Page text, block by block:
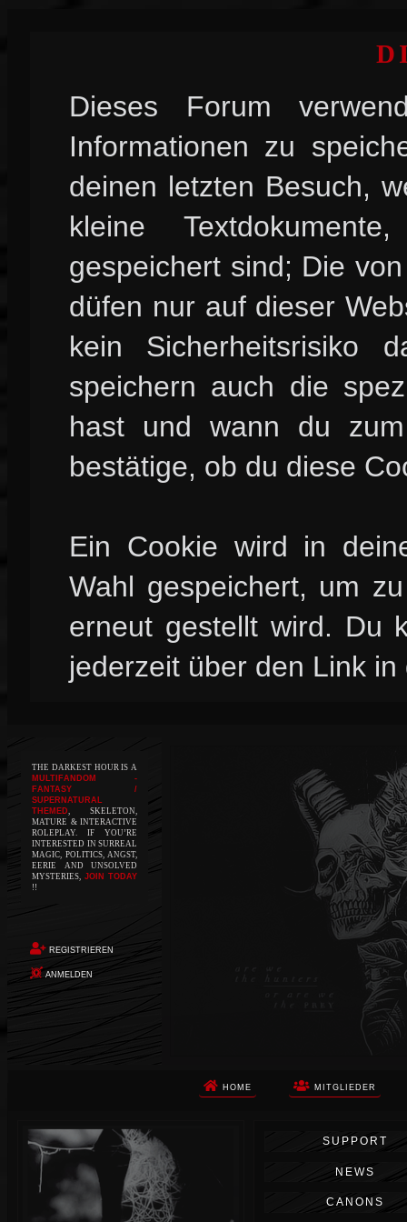
Dieses Forum
Informationen zu
deinen letzten Besuch,
kleine
gespeichert sind; Die
düfen nur auf dieser
kein Sicherheitsrisiko
speichern auch die
hast und wann du
bestätige, ob du diese
Ein Cookie wird in
Wahl gespeichert, um
erneut gestellt wird. Du
jederzeit über den Link
THE DARKEST HOUR IS A
MULTIFANDOM -
FANTASY /
SUPERNATURAL
THEMED, SKELETON,
MATURE & INTERACTIVE
ROLEPLAY. IF YOU’RE
INTERESTED IN SURREAL
MAGIC, POLITICS, ANGST,
EERIE AND UNSOLVED
MYSTERIES, JOIN TODAY
!!
REGISTRIEREN
ANMELDEN
HOME MITGLIEDER
Die Apokalypse. Das ist das Wort,
das Ihnen in den Sinn kommt, als
Sie auf dem Boden aufwachen, Ihr
Körper schmerzt und Ihr Geist
wird von alptraumhaften
Erinnerungen überflutet. Vor
SUPPORT
NEWS
CANONS